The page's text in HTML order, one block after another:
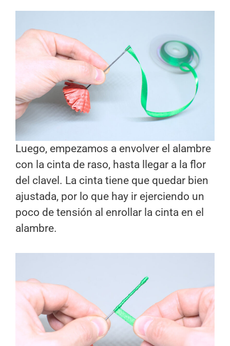
Luego, empezamos a envolver el alambre
con la cinta de raso, hasta llegar a la flor
del clavel. La cinta tiene que quedar bien
ajustada, por lo que hay ir ejerciendo un
poco de tensión al enrollar la cinta en el
alambre.